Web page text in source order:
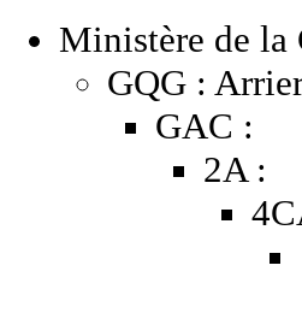
Ministère de la
GQG :
GAC :
2A :